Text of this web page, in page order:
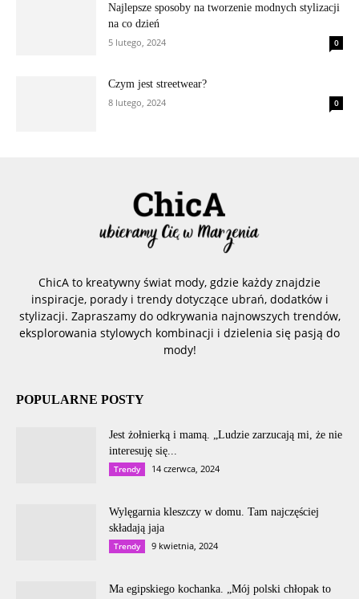
Najlepsze sposoby na tworzenie modnych stylizacji
na co dzień
5 lutego, 2024
0
Czym jest streetwear?
8 lutego, 2024
0
ChicA to kreatywny świat mody, gdzie każdy znajdzie
inspiracje, porady i trendy dotyczące ubrań, dodatków i
stylizacji. Zapraszamy do odkrywania najnowszych trendów,
eksplorowania stylowych kombinacji i dzielenia się pasją do
mody!
POPULARNE POSTY
Jest żołnierką i mamą. „Ludzie zarzucają mi, że nie
interesuję się...
Trendy 14 czerwca, 2024
Wylęgarnia kleszczy w domu. Tam najczęściej
składają jaja
Trendy 9 kwietnia, 2024
Ma egipskiego kochanka. „Mój polski chłopak to